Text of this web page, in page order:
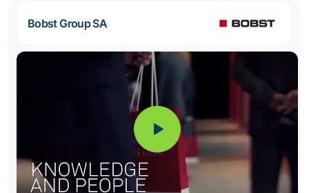
Bobst Group SA